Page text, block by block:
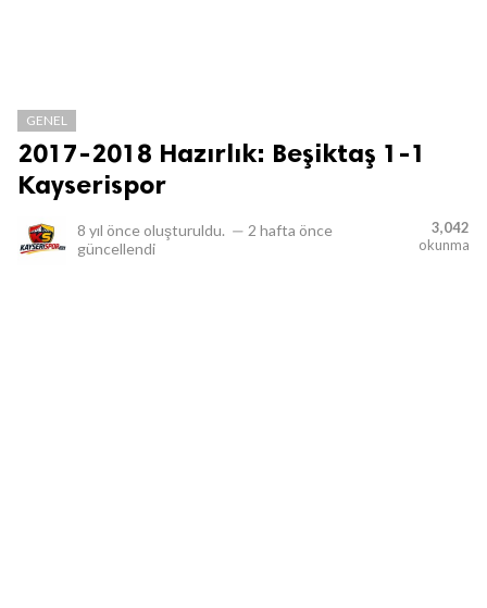
GENEL
2017-2018 Hazırlık: Beşiktaş 1-1
Kayserispor
8 yıl önce oluşturuldu. — 2 hafta önce
güncellendi
3,042
okunma